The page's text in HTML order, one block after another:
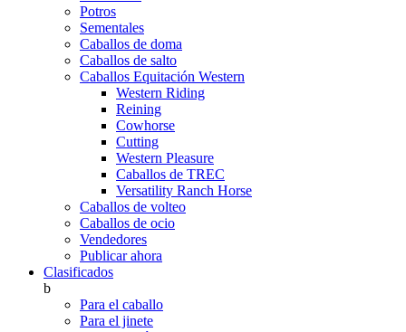
Potros
Sementales
Caballos de doma
Caballos de salto
Caballos Equitación Western
Western Riding
Reining
Cowhorse
Cutting
Western Pleasure
Caballos de TREC
Versatility Ranch Horse
Caballos de volteo
Caballos de ocio
Vendedores
Publicar ahora
Clasificados
b
Para el caballo
Para el jinete